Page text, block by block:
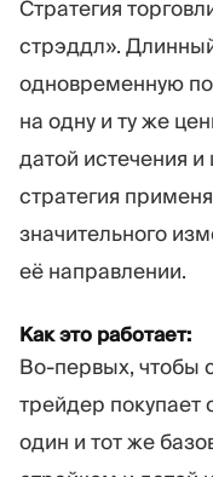
Стратегия
стрэддл».
одновременную
на одну и ту же
датой истечения
стратегия
значительного
её направлении.
Как это работает:
Во-первых, чтобы
трейдер покупает
один и тот же